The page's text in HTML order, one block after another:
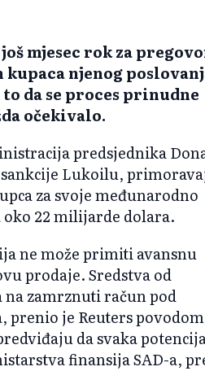
mjesec rok za
njenog
da se proces prinudne
očekivalo.
predsjednika
Lukoilu,
za svoje međunarodno
22 milijarde dolara.
ne može primiti avansnu
prodaje. Sredstva od
zamrznuti račun pod
je Reuters povodom
da svaka
finansija SAD-a,